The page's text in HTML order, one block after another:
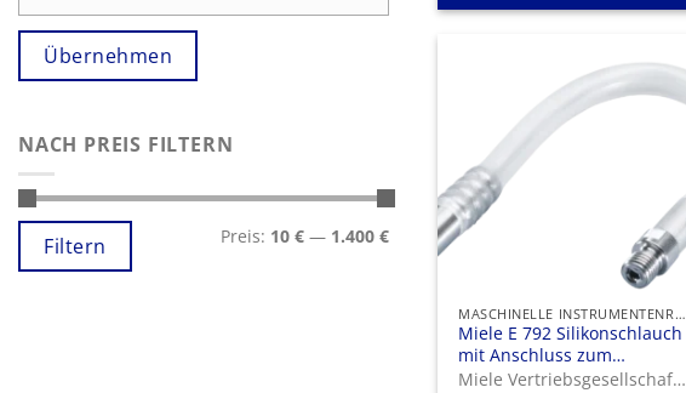
Übernehmen
NACH PREIS FILTERN
Min.
Preis
Max.
PreisFiltern Preis: 10 € — 1.400 €
MASCHINELLE INSTRUMENTENREINIGUNG UND -DESINFEKTION
Miele E 792 Silikonschlauch
mit Anschluss zum
Anschluss an Luer-Lock-
Miele Vertriebsgesellschaft Deutschland KG